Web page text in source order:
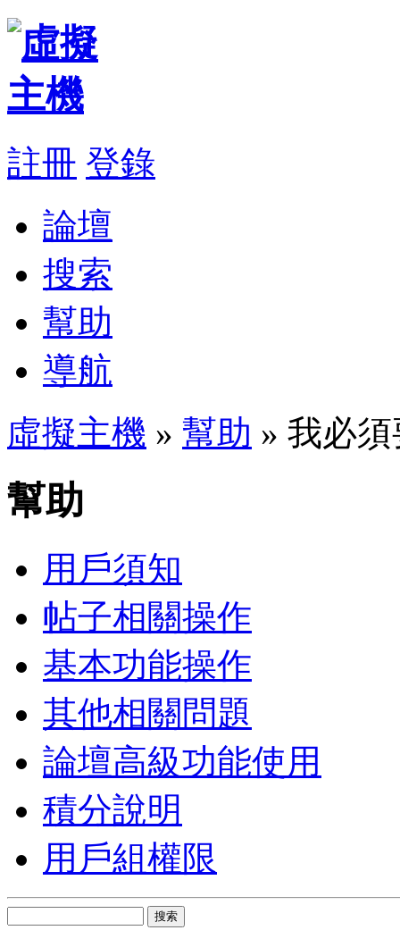
註冊 登錄
論壇
搜索
幫助
導航
虛擬主機 » 幫助 » 我必
幫助
用戶須知
帖子相關操作
基本功能操作
其他相關問題
論壇高級功能使用
積分說明
用戶組權限
搜索